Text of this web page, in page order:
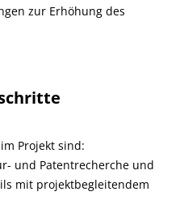
zur Erhöhung des
Projekt sind:
und Patentrecherche und
mit projektbegleitendem